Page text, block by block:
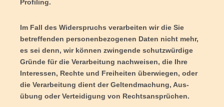
Profiling.
Im Fall des Wider­spruchs ver­ar­bei­ten wir die Sie
betref­fen­den per­so­nen­be­zo­ge­nen Daten nicht mehr,
es sei denn, wir kön­nen zwin­gen­de schutz­wür­di­ge
Grün­de für die Ver­ar­bei­tung nach­wei­sen, die Ihre
Inter­es­sen, Rech­te und Frei­hei­ten über­wie­gen, oder
die Ver­ar­bei­tung dient der Gel­tend­ma­chung, Aus­
übung oder Ver­tei­di­gung von Rechtsansprüchen.